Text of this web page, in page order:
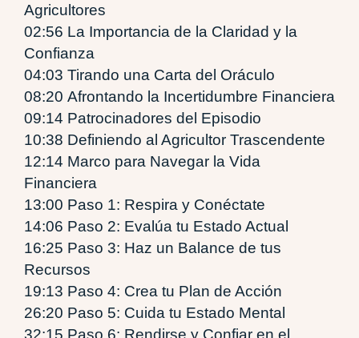
Agricultores
02:56 La Importancia de la Claridad y la
Confianza
04:03 Tirando una Carta del Oráculo
08:20 Afrontando la Incertidumbre Financiera
09:14 Patrocinadores del Episodio
10:38 Definiendo al Agricultor Trascendente
12:14 Marco para Navegar la Vida
Financiera
13:00 Paso 1: Respira y Conéctate
14:06 Paso 2: Evalúa tu Estado Actual
16:25 Paso 3: Haz un Balance de tus
Recursos
19:13 Paso 4: Crea tu Plan de Acción
26:20 Paso 5: Cuida tu Estado Mental
32:15 Paso 6: Rendirse y Confiar en el